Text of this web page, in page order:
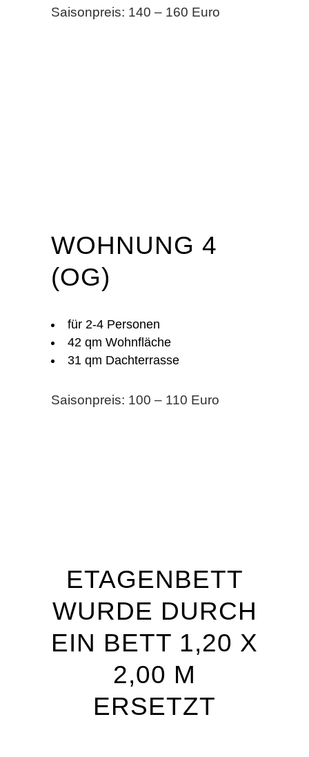
Saisonpreis: 140 – 160 Euro
WOHNUNG 4
(OG)
für 2-4 Personen
42 qm Wohnfläche
31 qm Dachterrasse
Saisonpreis: 100 – 110 Euro
ETAGENBETT
WURDE DURCH
EIN BETT 1,20 X
2,00 M
ERSETZT